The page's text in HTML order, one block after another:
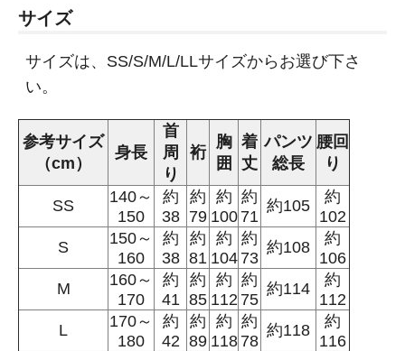
サイズ
サイズは、SS/S/M/L/LLサイズからお選び下さ
い。
参考サイズ
（cm）
身長
首
周
り
裄
胸
囲
着
丈
パンツ
総長
腰回
り
SS
140～
150
約
38
約
79
約
100
約
71
約105
約
102
S
150～
160
約
38
約
81
約
104
約
73
約108
約
106
M
160～
170
約
41
約
85
約
112
約
75
約114
約
112
L
170～
180
約
42
約
89
約
118
約
78
約118
約
116